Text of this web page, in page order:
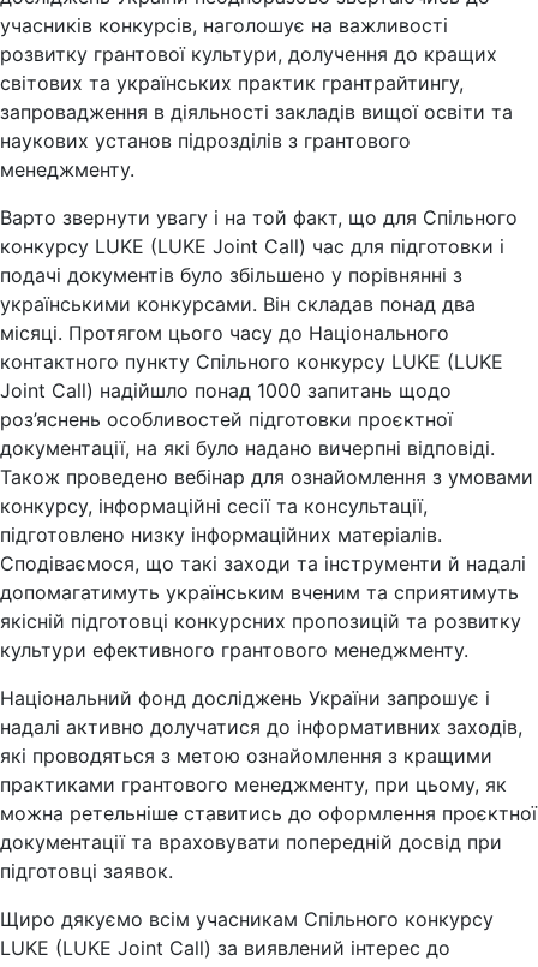
учасників конкурсів, наголошує на важливості
розвитку грантової культури, долучення до кращих
світових та українських практик грантрайтингу,
запровадження в діяльності закладів вищої освіти та
наукових установ підрозділів з грантового
менеджменту.
Варто звернути увагу і на той факт, що для Спільного
конкурсу LUKE (LUKE Joint Call) час для підготовки і
подачі документів було збільшено у порівнянні з
українськими конкурсами. Він складав понад два
місяці. Протягом цього часу до Національного
контактного пункту Спільного конкурсу LUKE (LUKE
Joint Call) надійшло понад 1000 запитань щодо
роз’яснень особливостей підготовки проєктної
документації, на які було надано вичерпні відповіді.
Також проведено вебінар для ознайомлення з умовами
конкурсу, інформаційні сесії та консультації,
підготовлено низку інформаційних матеріалів.
Сподіваємося, що такі заходи та інструменти й надалі
допомагатимуть українським вченим та сприятимуть
якісній підготовці конкурсних пропозицій та розвитку
культури ефективного грантового менеджменту.
Національний фонд досліджень України запрошує і
надалі активно долучатися до інформативних заходів,
які проводяться з метою ознайомлення з кращими
практиками грантового менеджменту, при цьому, як
можна ретельніше ставитись до оформлення проєктної
документації та враховувати попередній досвід при
підготовці заявок.
Щиро дякуємо всім учасникам Спільного конкурсу
LUKE (LUKE Joint Call) за виявлений інтерес до